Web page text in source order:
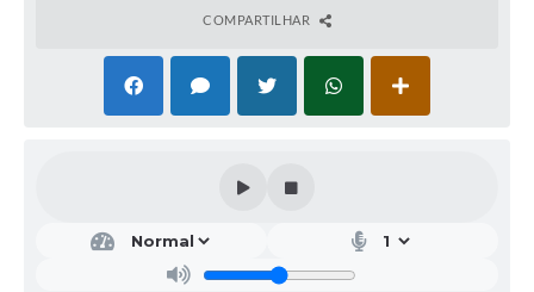
COMPARTILHAR